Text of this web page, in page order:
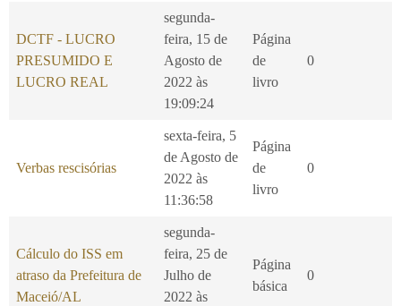
DCTF - LUCRO
PRESUMIDO E
LUCRO REAL
segunda-
feira, 15 de
Agosto de
2022 às
19:09:24
Página
de
livro
0
Verbas rescisórias
sexta-feira, 5
de Agosto de
2022 às
11:36:58
Página
de
livro
0
Cálculo do ISS em
atraso da Prefeitura de
Maceió/AL
segunda-
feira, 25 de
Julho de
2022 às
Página
básica
0